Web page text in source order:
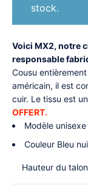
stock.
Voici MX2, notre
responsable
Cousu
américain, il est
cuir. Le tissu est
OFFERT.
Modèle unisexe
Couleur Bleu
Hauteur du talon